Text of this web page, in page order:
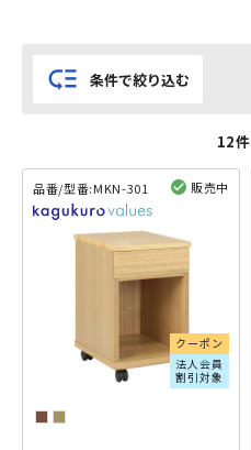
low_priority 条件で絞り込む
12件
品番/型番:MKN-301 販売中
クーポン
法人会員
割引対象